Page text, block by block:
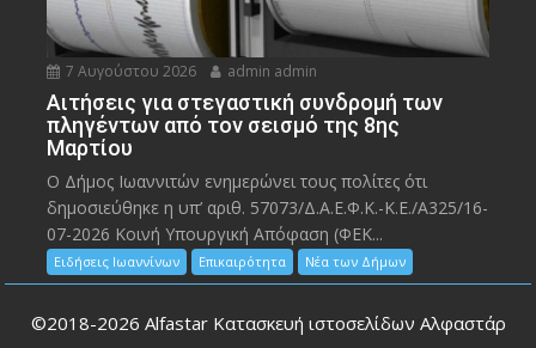
7 Αυγούστου 2026 admin admin
Αιτήσεις για στεγαστική συνδρομή των
πληγέντων από τον σεισμό της 8ης
Μαρτίου
Ο Δήμος Ιωαννιτών ενημερώνει τους πολίτες ότι
δημοσιεύθηκε η υπ’ αριθ. 57073/Δ.Α.Ε.Φ.Κ.-Κ.Ε./Α325/16-
07-2026 Κοινή Υπουργική Απόφαση (ΦΕΚ...
Ειδήσεις Ιωαννίνων Επικαιρότητα Νέα των Δήμων
©2018-2026 Alfastar Κατασκευή ιστοσελίδων Αλφαστάρ